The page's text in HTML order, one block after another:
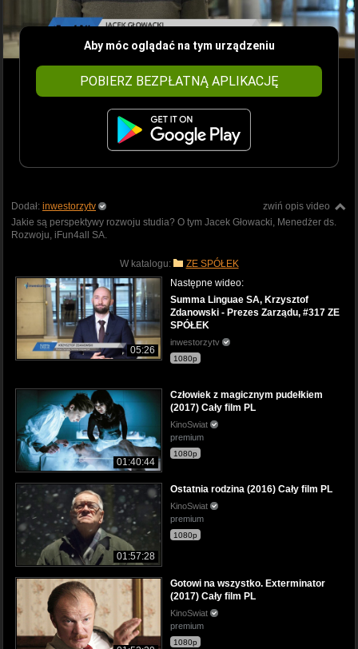
Aby móc oglądać na tym urządzeniu
POBIERZ BEZPŁATNĄ APLIKACJĘ
zwiń opis video
Dodał: inwestorzytv
Jakie są perspektywy rozwoju studia? O tym Jacek Głowacki, Menedżer ds.
Rozwoju, iFun4all SA.
W katalogu: ZE SPÓŁEK
05:26
Następne wideo:
Summa Linguae SA, Krzysztof
Zdanowski - Prezes Zarządu, #317 ZE
SPÓŁEK
inwestorzytv
1080p
01:40:44
Człowiek z magicznym pudełkiem
(2017) Cały film PL
KinoSwiat
premium
1080p
01:57:28
Ostatnia rodzina (2016) Cały film PL
KinoSwiat
premium
1080p
Gotowi na wszystko. Exterminator
(2017) Cały film PL
KinoSwiat
premium
1080p